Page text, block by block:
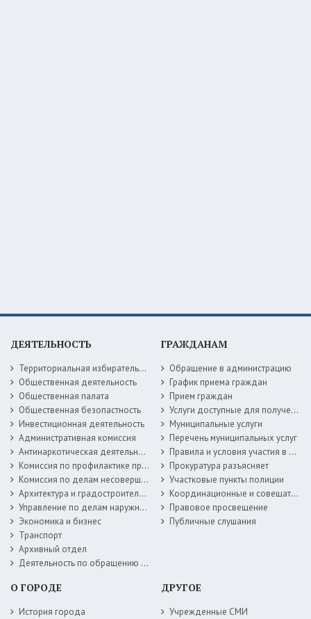
ДЕЯТЕЛЬНОСТЬ
Территориальная избирательная комиссия
Общественная деятельность
Общественная палата
Общественная безопастность
Инвестиционная деятельность
Административная комиссия
Антинаркотическая деятельность
Комиссия по профилактике правонарушений
Комиссия по делам несовершеннолетних
Архитектура и градостроительство
Управление по делам наружной рекламы
Экономика и бизнес
Транспорт
Архивный отдел
Деятельность по обращению с животными без владельцев
ГРАЖДАНАМ
Обращение в администрацию
График приема граждан
Прием граждан
Услуги доступные для получения в электронной форме
Муниципальные услуги
Перечень муниципальных услуг
Правила и условия участия в жилищных программах
Прокуратура разъясняет
Участковые пункты полиции
Координационные и совещательные органы
Правовое просвещение
Публичные слушания
О ГОРОДЕ
История города
ДРУГОЕ
Учрежденные СМИ